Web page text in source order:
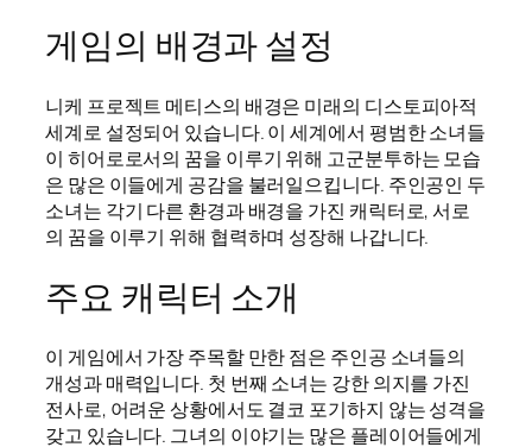
게임의 배경과 설정
니케 프로젝트 메티스의 배경은 미래의 디스토피아적
세계로 설정되어 있습니다. 이 세계에서 평범한 소녀들
이 히어로로서의 꿈을 이루기 위해 고군분투하는 모습
은 많은 이들에게 공감을 불러일으킵니다. 주인공인 두
소녀는 각기 다른 환경과 배경을 가진 캐릭터로, 서로
의 꿈을 이루기 위해 협력하며 성장해 나갑니다.
주요 캐릭터 소개
이 게임에서 가장 주목할 만한 점은 주인공 소녀들의
개성과 매력입니다. 첫 번째 소녀는 강한 의지를 가진
전사로, 어려운 상황에서도 결코 포기하지 않는 성격을
갖고 있습니다. 그녀의 이야기는 많은 플레이어들에게